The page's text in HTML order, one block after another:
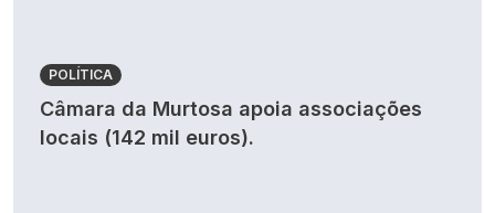
POLÍTICA
Câmara da Murtosa apoia associações
locais (142 mil euros).